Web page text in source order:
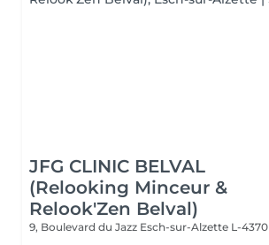
JFG CLINIC BELVAL
(Relooking Minceur &
Relook'Zen Belval)
9, Boulevard du Jazz Esch-sur-Alzette L-4370